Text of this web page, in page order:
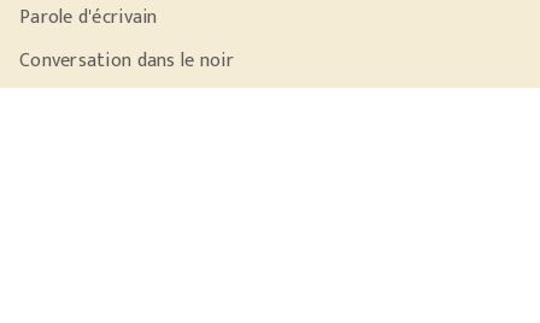
Parole d'écrivain
Conversation dans le noir